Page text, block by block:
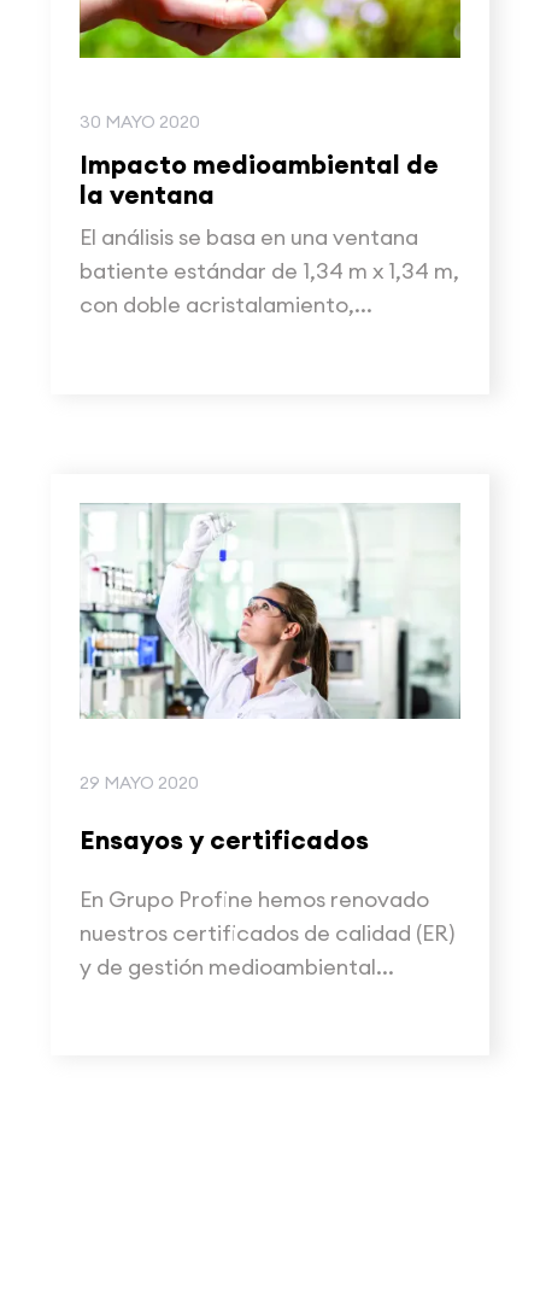
30 MAYO 2020
Impacto medioambiental de
la ventana
El análisis se basa en una ventana
batiente estándar de 1,34 m x 1,34 m,
con doble acristalamiento,...
29 MAYO 2020
Ensayos y certificados
En Grupo Profine hemos renovado
nuestros certificados de calidad (ER)
y de gestión medioambiental...